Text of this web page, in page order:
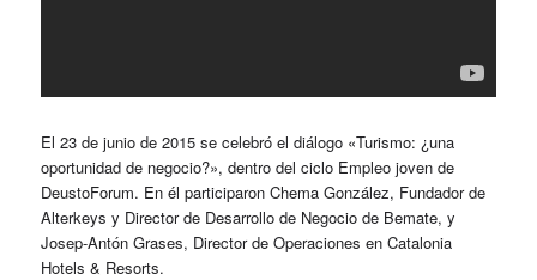
El 23 de junio de 2015 se celebró el diálogo «Turismo: ¿una
oportunidad de negocio?», dentro del ciclo Empleo joven de
DeustoForum. En él participaron Chema González, Fundador de
Alterkeys y Director de Desarrollo de Negocio de Bemate, y
Josep-Antón Grases, Director de Operaciones en Catalonia
Hotels & Resorts.